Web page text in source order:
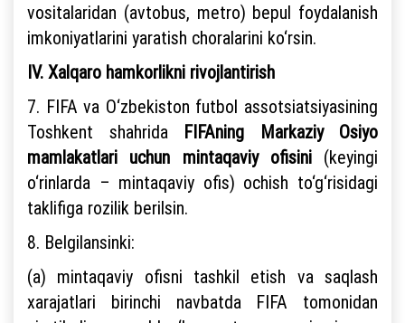
vositalaridan (avtobus, metro) bepul foydalanish
imkoniyatlarini yaratish choralarini ko‘rsin.
IV. Xalqaro hamkorlikni rivojlantirish
7. FIFA va O‘zbekiston futbol assotsiatsiyasining
Toshkent shahrida FIFAning Markaziy Osiyo
mamlakatlari uchun mintaqaviy ofisini(keyingi
o‘rinlarda – mintaqaviy ofis) ochish to‘g‘risidagi
taklifiga rozilik berilsin.
8. Belgilansinki:
(a) mintaqaviy ofisni tashkil etish va saqlash
xarajatlari birinchi navbatda FIFA tomonidan